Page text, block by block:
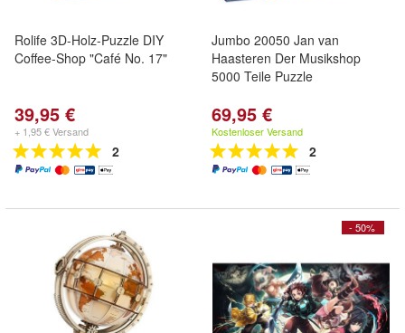
Rolife 3D-Holz-Puzzle DIY
Coffee-Shop "Café No. 17"
39,95 €
+ 1,95 € Versand
2
Jumbo 20050 Jan van
Haasteren Der Musikshop
5000 Teile Puzzle
69,95 €
Kostenloser Versand
2
- 50%